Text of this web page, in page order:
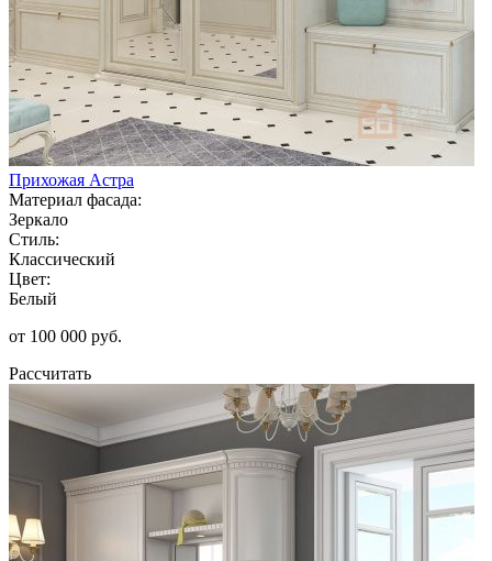
Прихожая Астра
Материал фасада:
Зеркало
Стиль:
Классический
Цвет:
Белый
от 100 000 руб.
Рассчитать